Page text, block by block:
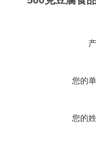
您的
您的